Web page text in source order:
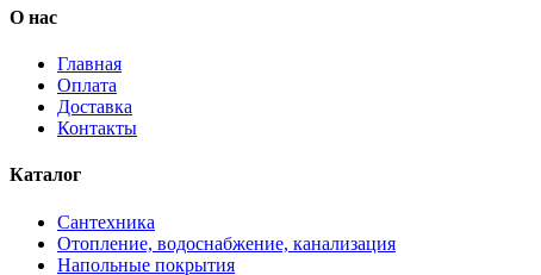
О нас
Главная
Оплата
Доставка
Контакты
Каталог
Сантехника
Отопление, водоснабжение, канализация
Напольные покрытия